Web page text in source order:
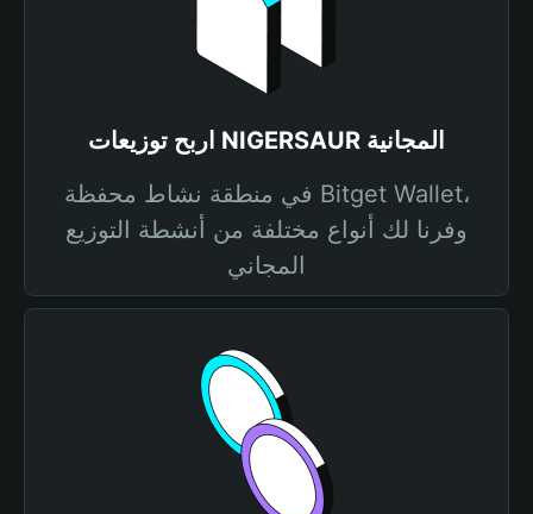
اربح توزيعات NIGERSAUR المجانية
في منطقة نشاط محفظة Bitget Wallet،
وفرنا لك أنواع مختلفة من أنشطة التوزيع
المجاني